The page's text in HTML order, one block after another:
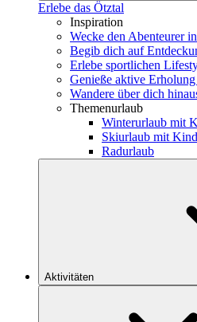
Erlebe das Ötztal
Inspiration
Wecke den Abenteurer
Begib dich auf
Erlebe sportlichen
Genieße aktive
Wandere über dich
Themenurlaub
Winterurlaub mit
Skiurlaub mit
Radurlaub
Aktivitäten